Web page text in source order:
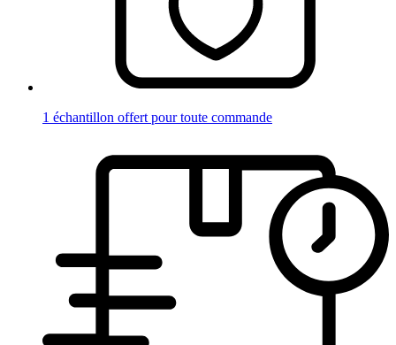
1 échantillon offert pour toute commande